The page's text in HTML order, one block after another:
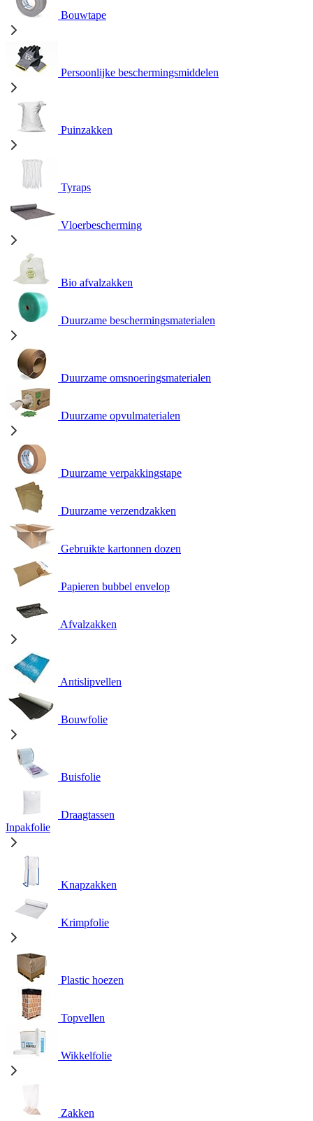
Bouwtape
Persoonlijke beschermingsmiddelen
Puinzakken
Tyraps
Vloerbescherming
Bio afvalzakken
Duurzame beschermingsmaterialen
Duurzame omsnoeringsmaterialen
Duurzame opvulmaterialen
Duurzame verpakkingstape
Duurzame verzendzakken
Gebruikte kartonnen dozen
Papieren bubbel envelop
Afvalzakken
Antislipvellen
Bouwfolie
Buisfolie
Draagtassen
Inpakfolie
Knapzakken
Krimpfolie
Plastic hoezen
Topvellen
Wikkelfolie
Zakken